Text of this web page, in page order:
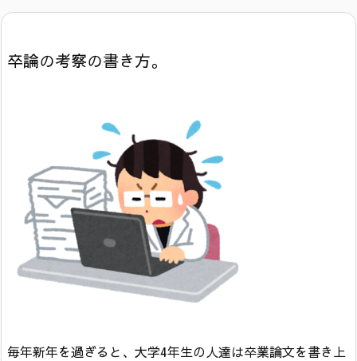
卒論の考察の書き方。
毎年新年を過ぎると、大学4年生の人達は卒業論文を書き上